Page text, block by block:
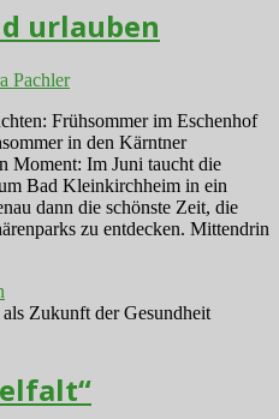
urlauben
Pachler
Frühsommer im Eschenhof
in den Kärntner
Moment: Im Juni taucht die
Bad Kleinkirchheim in ein
dann die schönste Zeit, die
zu entdecken. Mittendrin